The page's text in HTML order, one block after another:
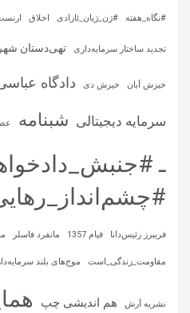
#نگاه_هفته #ژن_ژیان_ئازادی اخلاق
تجدید ساختار سرمایه‌داری تهی‌دستان
خیزش آبان خیزش دی دادگاه
سرمایه‌ دیجیتالی شبنامه
ـ
فریبرز رئیس‌دانا قیام 1357 مانفرد فاسلر
مقاومت_زندگی_است موج‌های بلند
نشریه آرش هم اندیشی چپ